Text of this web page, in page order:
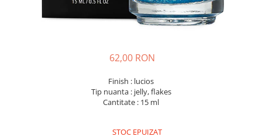
62,00 RON
Finish : lucios
Tip nuanta : jelly, flakes
Cantitate : 15 ml
STOC EPUIZAT